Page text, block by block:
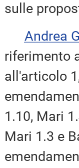
sulle
Andrea
riferimento
all'articolo
1.10, Mari
Mari 1.3 e